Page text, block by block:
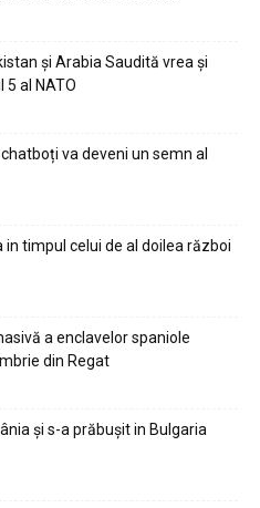
și Arabia Saudită vrea și
5 al NATO
va deveni un semn al
in timpul celui de al doilea război
a enclavelor spaniole
din Regat
și s-a prăbușit in Bulgaria